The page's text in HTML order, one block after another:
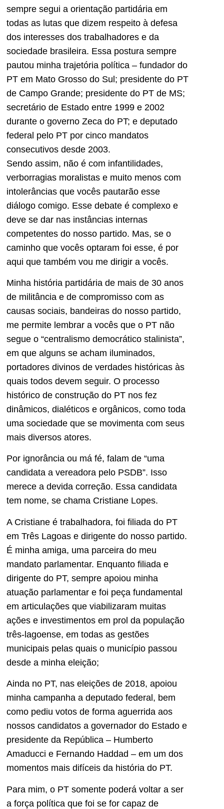
sempre segui a orientação partidária em
todas as lutas que dizem respeito à defesa
dos interesses dos trabalhadores e da
sociedade brasileira. Essa postura sempre
pautou minha trajetória política – fundador do
PT em Mato Grosso do Sul; presidente do PT
de Campo Grande; presidente do PT de MS;
secretário de Estado entre 1999 e 2002
durante o governo Zeca do PT; e deputado
federal pelo PT por cinco mandatos
consecutivos desde 2003.
Sendo assim, não é com infantilidades,
verborragias moralistas e muito menos com
intolerâncias que vocês pautarão esse
diálogo comigo. Esse debate é complexo e
deve se dar nas instâncias internas
competentes do nosso partido. Mas, se o
caminho que vocês optaram foi esse, é por
aqui que também vou me dirigir a vocês.
Minha história partidária de mais de 30 anos
de militância e de compromisso com as
causas sociais, bandeiras do nosso partido,
me permite lembrar a vocês que o PT não
segue o “centralismo democrático stalinista”,
em que alguns se acham iluminados,
portadores divinos de verdades históricas às
quais todos devem seguir. O processo
histórico de construção do PT nos fez
dinâmicos, dialéticos e orgânicos, como toda
uma sociedade que se movimenta com seus
mais diversos atores.
Por ignorância ou má fé, falam de “uma
candidata a vereadora pelo PSDB”. Isso
merece a devida correção. Essa candidata
tem nome, se chama Cristiane Lopes.
A Cristiane é trabalhadora, foi filiada do PT
em Três Lagoas e dirigente do nosso partido.
É minha amiga, uma parceira do meu
mandato parlamentar. Enquanto filiada e
dirigente do PT, sempre apoiou minha
atuação parlamentar e foi peça fundamental
em articulações que viabilizaram muitas
ações e investimentos em prol da população
três-lagoense, em todas as gestões
municipais pelas quais o município passou
desde a minha eleição;
Ainda no PT, nas eleições de 2018, apoiou
minha campanha a deputado federal, bem
como pediu votos de forma aguerrida aos
nossos candidatos a governador do Estado e
presidente da República – Humberto
Amaducci e Fernando Haddad – em um dos
momentos mais difíceis da história do PT.
Para mim, o PT somente poderá voltar a ser
a força política que foi se for capaz de